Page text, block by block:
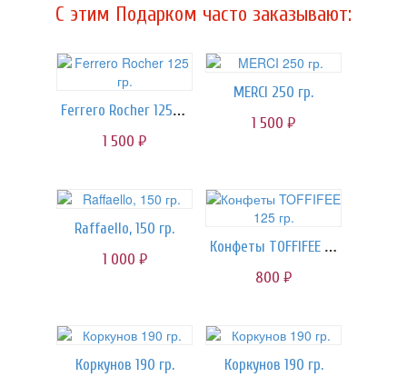
C этим Подарком часто заказывают:
Ferrero Rocher 125 гр.
1 500 руб.
MERCI 250 гр.
1 500 руб.
Raffaello, 150 гр.
1 000 руб.
Конфеты TOFFIFEE 125 гр.
800 руб.
Коркунов 190 гр.
Коркунов 190 гр.